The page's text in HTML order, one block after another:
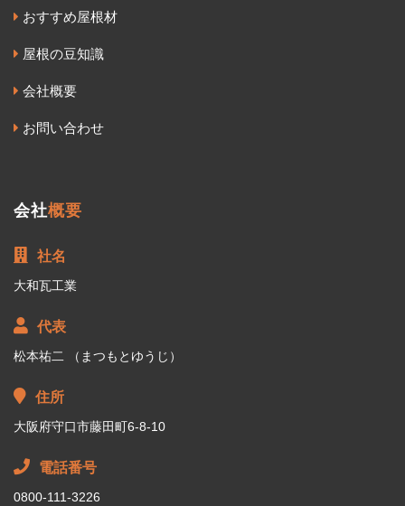
おすすめ屋根材
屋根の豆知識
会社概要
お問い合わせ
会社概要
社名
大和瓦工業
代表
松本祐二 （まつもとゆうじ）
住所
大阪府守口市藤田町6-8-10
電話番号
0800-111-3226